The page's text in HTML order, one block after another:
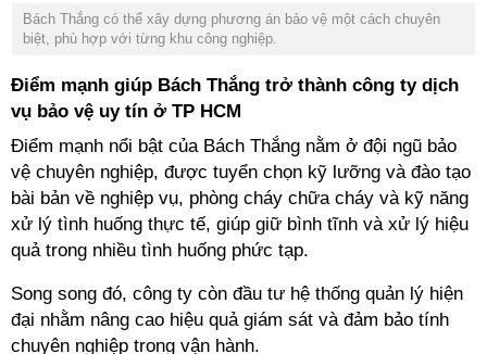
Bách Thắng có thể xây dựng phương án bảo vệ một cách chuyên
biệt, phù hợp với từng khu công nghiệp.
Điểm mạnh giúp Bách Thắng trở thành công ty dịch
vụ bảo vệ uy tín ở TP HCM
Điểm mạnh nổi bật của Bách Thắng nằm ở đội ngũ bảo
vệ chuyên nghiệp, được tuyển chọn kỹ lưỡng và đào tạo
bài bản về nghiệp vụ, phòng cháy chữa cháy và kỹ năng
xử lý tình huống thực tế, giúp giữ bình tĩnh và xử lý hiệu
quả trong nhiều tình huống phức tạp.
Song song đó, công ty còn đầu tư hệ thống quản lý hiện
đại nhằm nâng cao hiệu quả giám sát và đảm bảo tính
chuyên nghiệp trong vận hành.